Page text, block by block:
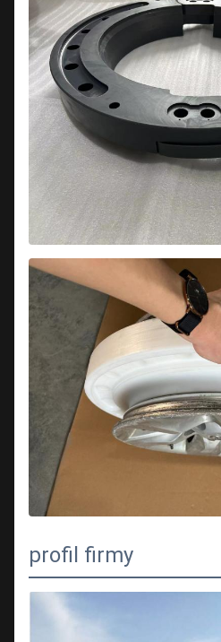
profil firmy